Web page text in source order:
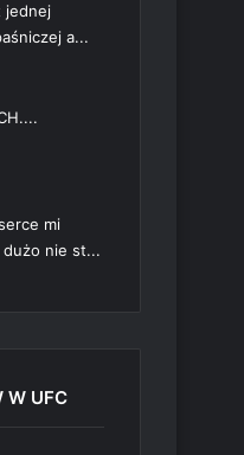
jednej
a...
mi
dużo nie st...
W UFC